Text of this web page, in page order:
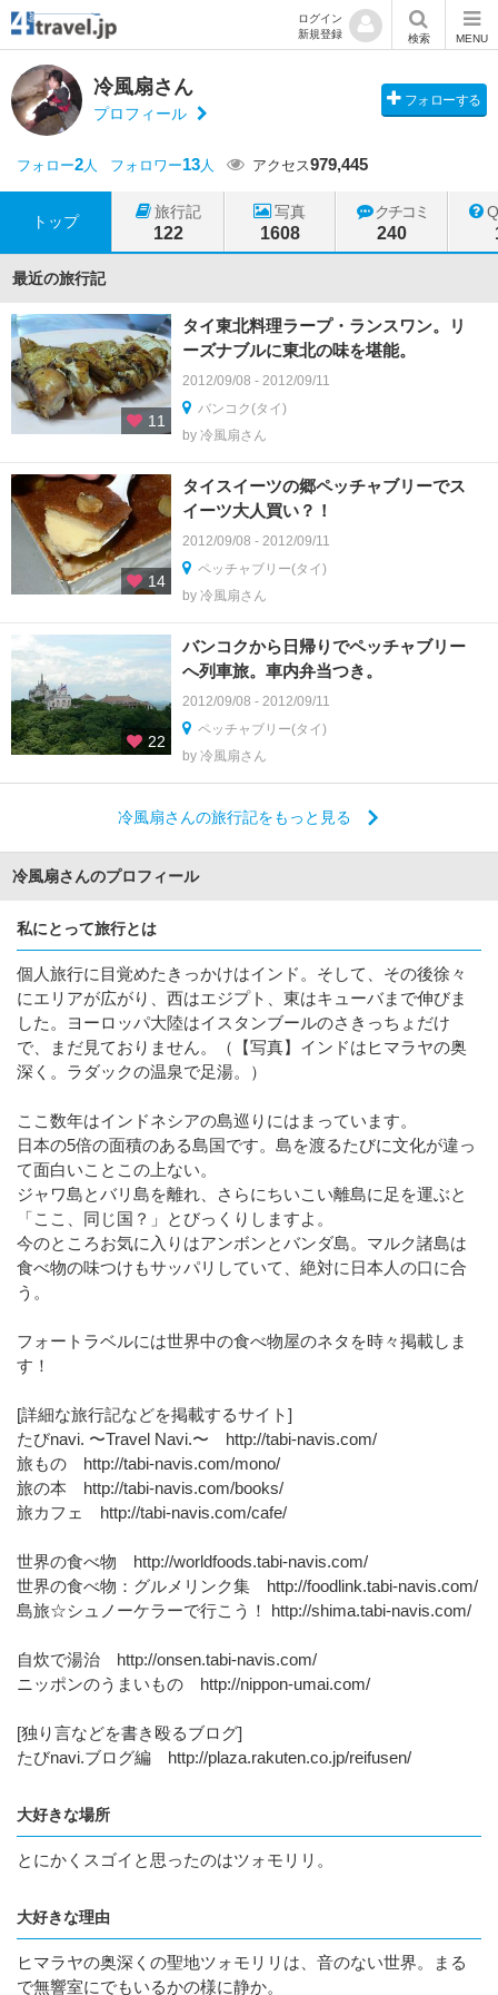
ログイン
新規登録
検索 MENU
冷風扇さん
プロフィール
フォローする
フォロー2人 フォロワー13人 アクセス979,445
トップ
旅行記
122
写真
1608
クチコミ
240
最近の旅行記
11
タイ東北料理ラープ・ランスワン。リ
ーズナブルに東北の味を堪能。
2012/09/08 - 2012/09/11
バンコク(タイ)
by 冷風扇さん
14
タイスイーツの郷ペッチャブリーでス
イーツ大人買い？！
2012/09/08 - 2012/09/11
ペッチャブリー(タイ)
by 冷風扇さん
22
バンコクから日帰りでペッチャブリー
へ列車旅。車内弁当つき。
2012/09/08 - 2012/09/11
ペッチャブリー(タイ)
by 冷風扇さん
冷風扇さんの旅行記をもっと見る
冷風扇さんのプロフィール
私にとって旅行とは
個人旅行に目覚めたきっかけはインド。そして、その後徐々
にエリアが広がり、西はエジプト、東はキューバまで伸びま
した。ヨーロッパ大陸はイスタンブールのさきっちょだけ
で、まだ見ておりません。（【写真】インドはヒマラヤの奥
深く。ラダックの温泉で足湯。）
ここ数年はインドネシアの島巡りにはまっています。
日本の5倍の面積のある島国です。島を渡るたびに文化が違っ
て面白いことこの上ない。
ジャワ島とバリ島を離れ、さらにちいこい離島に足を運ぶと
「ここ、同じ国？」とびっくりしますよ。
今のところお気に入りはアンボンとバンダ島。マルク諸島は
食べ物の味つけもサッパリしていて、絶対に日本人の口に合
う。
フォートラベルには世界中の食べ物屋のネタを時々掲載しま
す！
[詳細な旅行記などを掲載するサイト]
たびnavi. 〜Travel Navi.〜 http://tabi-navis.com/
旅もの http://tabi-navis.com/mono/
旅の本 http://tabi-navis.com/books/
旅カフェ http://tabi-navis.com/cafe/
世界の食べ物 http://worldfoods.tabi-navis.com/
世界の食べ物：グルメリンク集 http://foodlink.tabi-navis.com/
島旅☆シュノーケラーで行こう！ http://shima.tabi-navis.com/
自炊で湯治 http://onsen.tabi-navis.com/
ニッポンのうまいもの http://nippon-umai.com/
[独り言などを書き殴るブログ]
たびnavi.ブログ編 http://plaza.rakuten.co.jp/reifusen/
大好きな場所
とにかくスゴイと思ったのはツォモリリ。
大好きな理由
ヒマラヤの奥深くの聖地ツォモリリは、音のない世界。まる
で無響室にでもいるかの様に静か。